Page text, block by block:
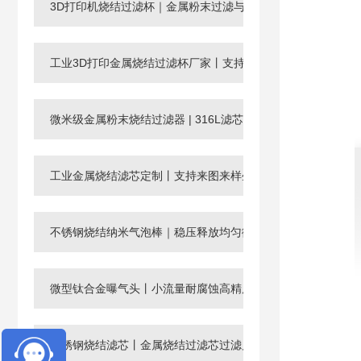
3D打印机烧结过滤杯｜金属粉末过滤与回收滤芯
工业3D打印金属烧结过滤杯厂家丨支持非标定制
微米级金属粉末烧结过滤器 | 316L滤芯厂家，孔径0.003-
工业金属烧结滤芯定制丨支持来图来样生产微孔过滤元件
不锈钢烧结纳米气泡棒｜稳压释放均匀微纳米气泡
微型钛合金曝气头丨小流量耐腐蚀高精度工业微孔气体分布器
不锈钢烧结滤芯丨金属烧结过滤芯过滤片滤管